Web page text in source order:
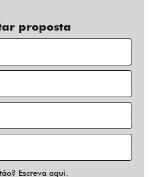
Escreva aqui.
Não
do pagamento?